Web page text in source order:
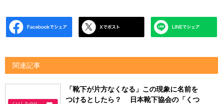
関連記事
「靴下が片方なくなる」この現象に名前を
つけるとしたら？ 日本靴下協会の「くつ